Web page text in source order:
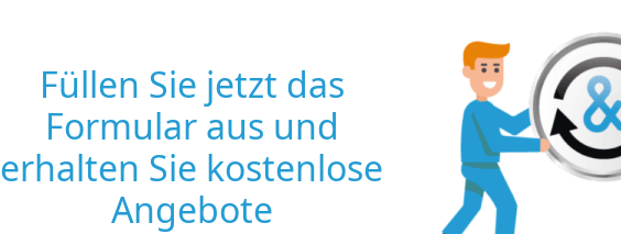
Füllen Sie jetzt das
Formular aus und
erhalten Sie kostenlose
Angebote